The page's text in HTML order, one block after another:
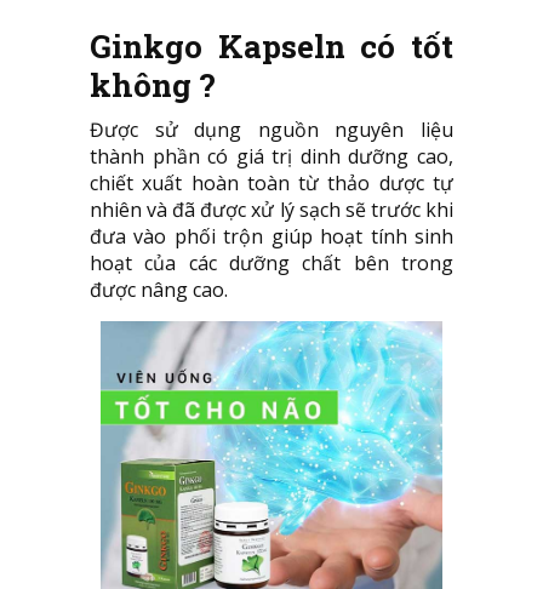
Ginkgo Kapseln có tốt
không ?
Được sử dụng nguồn nguyên liệu
thành phần có giá trị dinh dưỡng cao,
chiết xuất hoàn toàn từ thảo dược tự
nhiên và đã được xử lý sạch sẽ trước khi
đưa vào phối trộn giúp hoạt tính sinh
hoạt của các dưỡng chất bên trong
được nâng cao.